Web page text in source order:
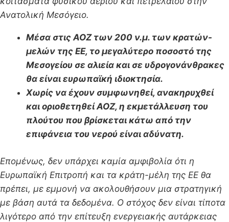
Ανατολική Μεσόγειο.
Μέσα στις ΑΟΖ των 200 ν.μ. των κρατών-
μελών της ΕΕ, το μεγαλύτερο ποσοστό της
Μεσογείου σε αλιεία και σε υδρογονάνθρακες
θα είναι ευρωπαϊκή ιδιοκτησία.
Χωρίς να έχουν συμφωνηθεί, ανακηρυχθεί
και οριοθετηθεί ΑΟΖ, η εκμετάλλευση του
πλούτου που βρίσκεται κάτω από την
επιφάνεια του νερού είναι αδύνατη.
Επομένως, δεν υπάρχει καμία αμφιβολία ότι η
Ευρωπαϊκή Επιτροπή και τα κράτη-μέλη της ΕΕ θα
πρέπει, με εμμονή να ακολουθήσουν μια στρατηγική
με βάση αυτά τα δεδομένα. Ο στόχος δεν είναι τίποτα
λιγότερο από την επίτευξη ενεργειακής αυτάρκειας